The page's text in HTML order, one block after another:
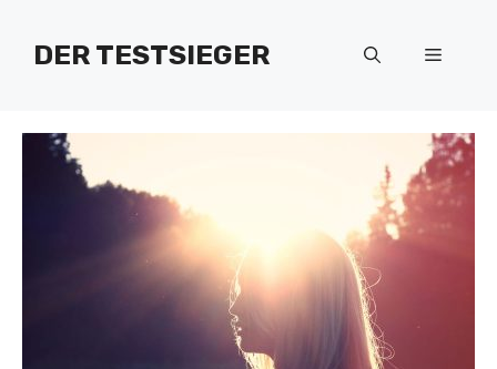
Inhalt
springenDER TESTSIEGER Menü